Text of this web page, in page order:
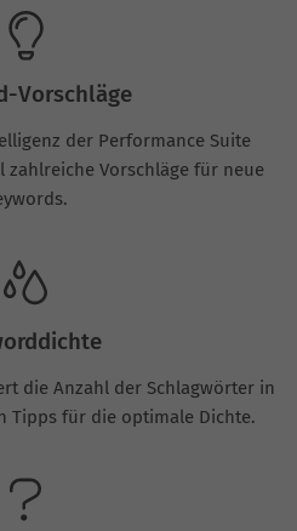
Vorschläge
der Performance Suite
zahlreiche Vorschläge für neue
die Anzahl der Schlagwörter in
Tipps für die optimale Dichte.